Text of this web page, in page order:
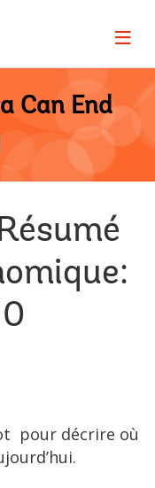
Page
Can End
pour décrire où